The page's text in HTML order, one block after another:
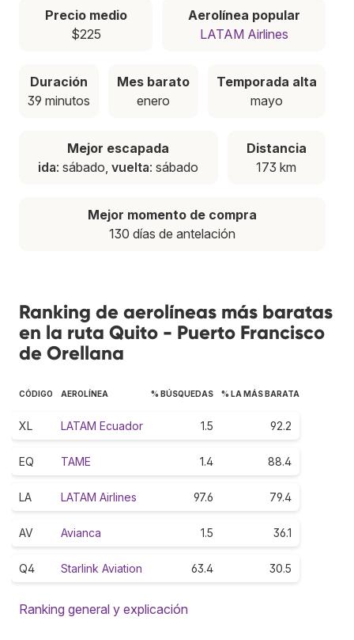
Precio medio
$225
Aerolínea popular
LATAM Airlines
Duración
39 minutos
Mes barato
enero
Temporada alta
mayo
Mejor escapada
ida: sábado,vuelta: sábado
Distancia
173 km
Mejor momento de compra
130 días de antelación
Ranking de aerolíneas más baratas
en la ruta Quito - Puerto Francisco
de Orellana
CÓDIGO AEROLÍNEA % BÚSQUEDAS % LA MÁS BARATA
XL LATAM Ecuador 1.5 92.2
EQ TAME 1.4 88.4
LA LATAM Airlines 97.6 79.4
AV Avianca 1.5 36.1
Q4 Starlink Aviation 63.4 30.5
Ranking general y explicación